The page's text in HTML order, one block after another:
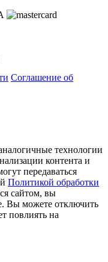
Соглашение об
технологии
контента и
передаваться
Политикой обработки
сайтом, вы
Вы можете отключить
повлиять на